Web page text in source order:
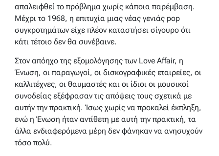
απαλειφθεί το πρόβλημα χωρίς κάποια παρέμβαση.
Μέχρι το 1968, η επιτυχία μιας νέας γενιάς pop
συγκροτημάτων είχε πλέον καταστήσει σίγουρο ότι
κάτι τέτοιο δεν θα συνέβαινε.
Στον απόηχο της εξομολόγησης των Love Affair, η
Ένωση, οι παραγωγοί, οι δισκογραφικές εταιρείες, οι
καλλιτέχνες, οι θαυμαστές και οι ίδιοι οι μουσικοί
συνοδείας εξέφρασαν τις απόψεις τους σχετικά με
αυτήν την πρακτική. Ίσως χωρίς να προκαλεί έκπληξη,
ενώ η Ένωση ήταν αντίθετη με αυτή την πρακτική, τα
άλλα ενδιαφερόμενα μέρη δεν φάνηκαν να ανησυχούν
τόσο πολύ.